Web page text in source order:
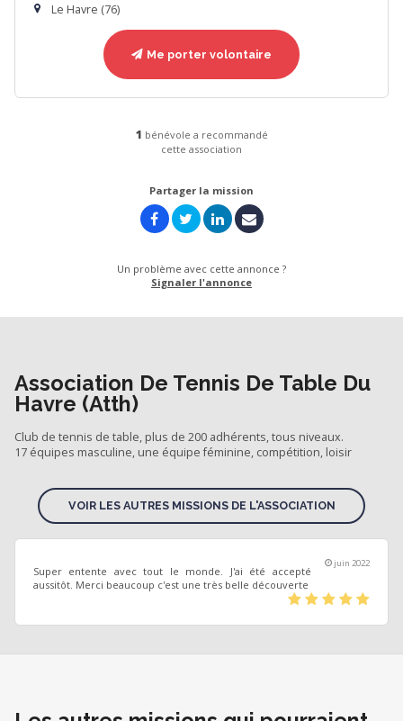
Le Havre (76)
Me porter volontaire
1 bénévole a recommandé
cette association
Partager la mission
Un problème avec cette annonce ?
Signaler l'annonce
Association De Tennis De Table Du
Havre (Atth)
Club de tennis de table, plus de 200 adhérents, tous niveaux.
17 équipes masculine, une équipe féminine, compétition, loisir
VOIR LES AUTRES MISSIONS DE L'ASSOCIATION
juin 2022
Super entente avec tout le monde. J'ai été accepté
aussitôt. Merci beaucoup c'est une très belle découverte
(*)(*)(*)(*)(*)